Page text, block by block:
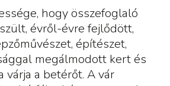
hogy összefoglaló
évről-évre fejlődött,
építészet,
megálmodott kert és
várja a betérőt. A vár